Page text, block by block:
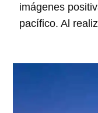
imágenes
pacífico. Al